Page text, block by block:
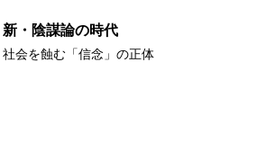
新・陰謀論の時代
社会を蝕む「信念」の正体